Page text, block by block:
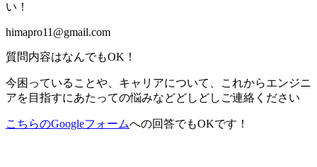
い！
himapro11@gmail.com
質問内容はなんでもOK！
今困っていることや、キャリアについて、これからエンジニ
アを目指すにあたっての悩みなどどしどしご連絡ください
こちらのGoogleフォームへの回答でもOKです！